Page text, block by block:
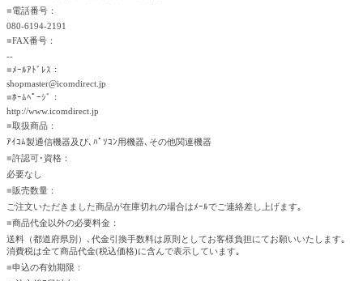
■電話番号：
080-6194-2191
■FAX番号：
--
■ﾒｰﾙｱﾄﾞﾚｽ：
shopmaster@icomdirect.jp
■ﾎｰﾑﾍﾟｰｼﾞ：
http://www.icomdirect.jp
■取扱商品：
ｱｲｺﾑ製通信機器及び､ﾊﾟｿｺﾝ用機器､その他関連機器
■許認可･資格：
必要なし
■販売数量：
ご注文いただきました商品が在庫切れの場合はﾒｰﾙでご連絡差し上げます｡
■商品代金以外の必要料金：
送料（都道府県別）､代金引換手数料は原則としてお客様負担にてお願いいたします｡
消費税は全て商品代金(税込価格)に含んで表示しています｡
■申込の有効期限：